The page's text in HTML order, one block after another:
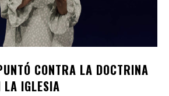
CONTRA LA DOCTRINA
LA IGLESIA